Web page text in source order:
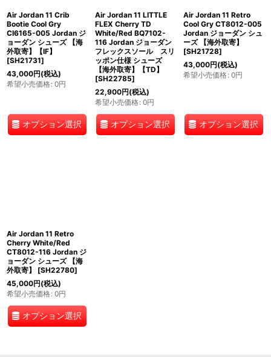
Air Jordan 11 Crib
Bootie Cool Gry
CI6165-005 Jordan ジ
ョーダン シューズ 【海
外取寄】【IF】
[SH21731]
43,000円(税込)
希望小売価格: 0円
オプション選択
Air Jordan 11 LITTLE
FLEX Cherry TD
White/Red BQ7102-
116 Jordan ジョーダン
フレックスソール スリ
ッポン仕様 シューズ
【海外取寄】【TD】
[SH22785]
22,900円(税込)
希望小売価格: 0円
オプション選択
Air Jordan 11 Retro
Cool Gry CT8012-005
Jordan ジョーダン シュ
ーズ 【海外取寄】
[SH21728]
43,000円(税込)
希望小売価格: 0円
オプション選択
Air Jordan 11 Retro
Cherry White/Red
CT8012-116 Jordan ジ
ョーダン シューズ 【海
外取寄】
[SH22780]
45,000円(税込)
希望小売価格: 0円
オプション選択